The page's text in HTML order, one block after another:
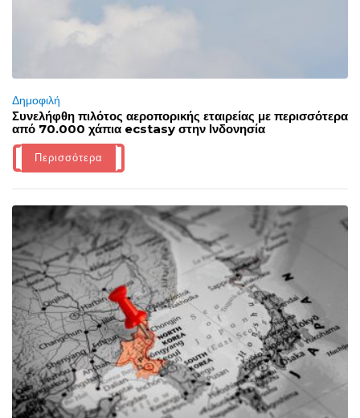
Δημοφιλή
Συνελήφθη πιλότος αεροπορικής εταιρείας με περισσότερα
από 70.000 χάπια ecstasy στην Ινδονησία
Περισσότερα